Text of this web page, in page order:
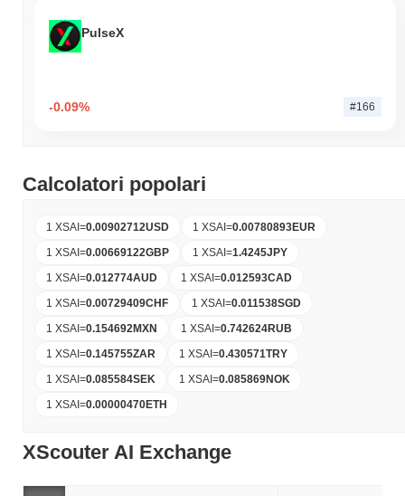
PulseX
-0.09% #166
Calcolatori popolari
1 XSAI=0.00902712USD 1 XSAI=0.00780893EUR
1 XSAI=0.00669122GBP 1 XSAI=1.4245JPY
1 XSAI=0.012774AUD 1 XSAI=0.012593CAD
1 XSAI=0.00729409CHF 1 XSAI=0.011538SGD
1 XSAI=0.154692MXN 1 XSAI=0.742624RUB
1 XSAI=0.145755ZAR 1 XSAI=0.430571TRY
1 XSAI=0.085584SEK 1 XSAI=0.085869NOK
1 XSAI=0.00000470ETH
XScouter AI Exchange